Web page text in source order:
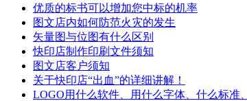
优质的标书可以增加您中标的机率
图文店内如何防范火灾的发生
矢量图与位图有什么区别
快印店制作印刷文件须知
图文店客户须知
关于快印店“出血”的详细讲解！
LOGO用什么软件、用什么字体、什么标准